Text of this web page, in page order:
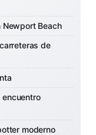
Newport Beach
de
encuentro
moderno